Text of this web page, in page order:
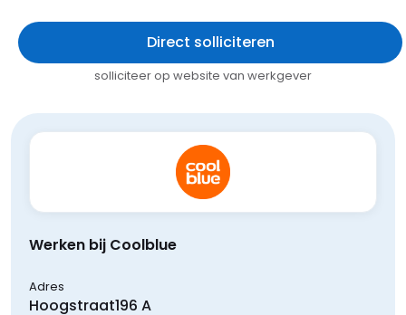
Direct solliciteren
solliciteer op website van werkgever
Werken bij Coolblue
Adres
Hoogstraat196 A